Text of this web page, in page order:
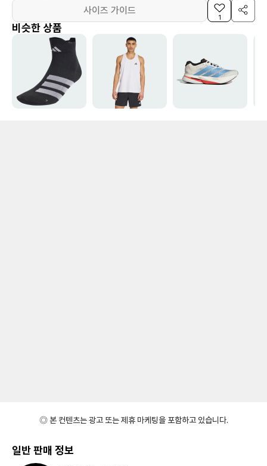
사이즈 가이드
1
비슷한 상품
◎ 본 컨텐츠는 광고 또는 제휴 마케팅을 포함하고 있습니다.
일반 판매 정보